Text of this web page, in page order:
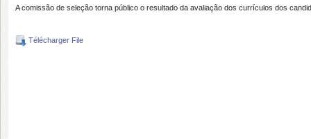
A comissão de seleção torna público o resultado da avaliação dos currículos dos
Télécharger File